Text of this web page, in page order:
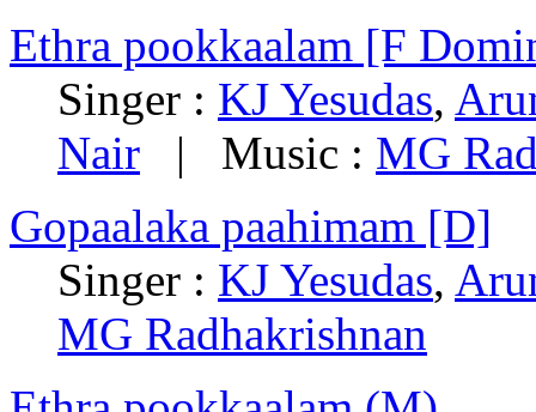
Ethra pookkaalam [F
Singer : KJ Yesudas,
Nair | Music : MG
Gopaalaka paahimam [D]
Singer : KJ Yesudas,
MG Radhakrishnan